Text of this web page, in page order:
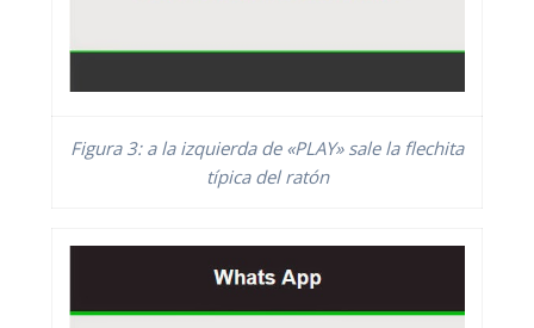
Figura 3: a la izquierda de «PLAY» sale la flechita
típica del ratón